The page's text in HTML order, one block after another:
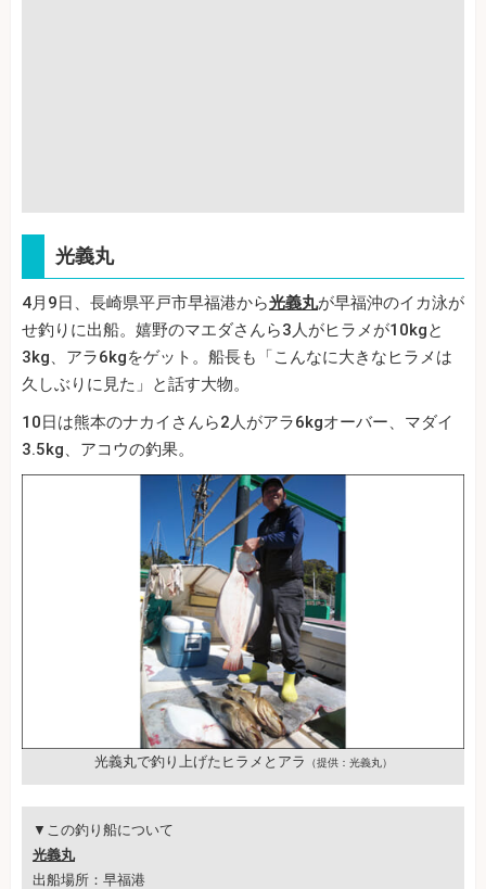
光義丸
4月9日、長崎県平戸市早福港から光義丸が早福沖のイカ泳が
せ釣りに出船。嬉野のマエダさんら3人がヒラメが10kgと
3kg、アラ6kgをゲット。船長も「こんなに大きなヒラメは
久しぶりに見た」と話す大物。
10日は熊本のナカイさんら2人がアラ6kgオーバー、マダイ
3.5kg、アコウの釣果。
光義丸で釣り上げたヒラメとアラ （提供：光義丸）
▼この釣り船について
光義丸
出船場所：早福港